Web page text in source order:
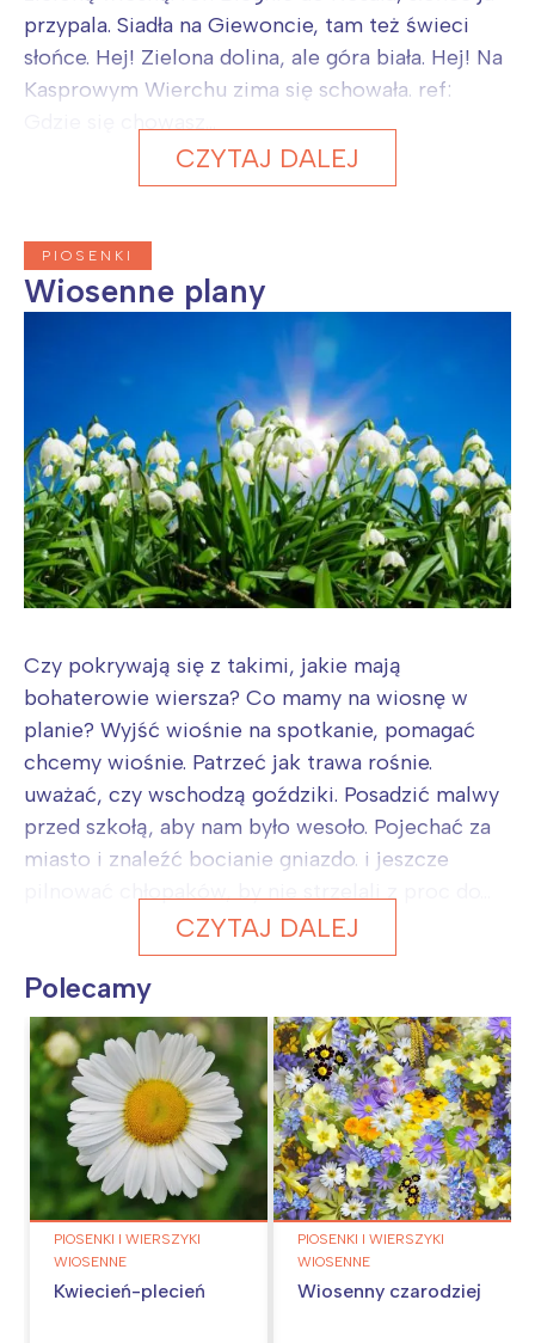
przypala. Siadła na Giewoncie, tam też świeci
słońce. Hej! Zielona dolina, ale góra biała. Hej! Na
Kasprowym Wierchu zima się schowała. ref:
CZYTAJ DALEJ
PIOSENKI
Wiosenne plany
Czy pokrywają się z takimi, jakie mają
bohaterowie wiersza? Co mamy na wiosnę w
planie? Wyjść wiośnie na spotkanie, pomagać
chcemy wiośnie. Patrzeć jak trawa rośnie.
uważać, czy wschodzą goździki. Posadzić malwy
przed szkołą, aby nam było wesoło. Pojechać za
miasto i znaleźć bocianie gniazdo. i jeszcze
CZYTAJ DALEJ
Polecamy
PIOSENKI I WIERSZYKI
WIOSENNE
Kwiecień-plecień
PIOSENKI I WIERSZYKI
WIOSENNE
Wiosenny czarodziej